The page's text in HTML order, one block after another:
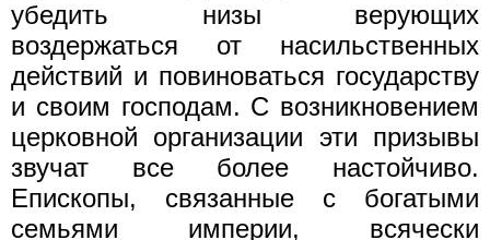
убедить низы верующих
воздержаться от насильственных
действий и повиноваться государству
и своим господам. С возникновением
церковной организации эти призывы
звучат все более настойчиво.
Епископы, связанные с богатыми
семьями империи, всячески